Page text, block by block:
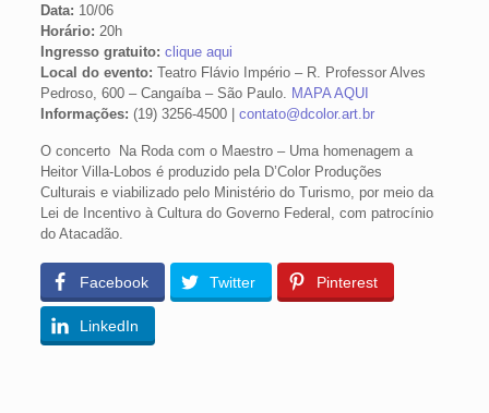
Data: 10/06
Horário: 20h
Ingresso gratuito: clique aqui
Local do evento: Teatro Flávio Império – R. Professor Alves
Pedroso, 600 – Cangaíba – São Paulo.
MAPA AQUI
Informações: (19) 3256-4500 | contato@dcolor.art.br
O concerto Na Roda com o Maestro – Uma homenagem a
Heitor Villa-Lobos é produzido pela D’Color Produções
Culturais e viabilizado pelo Ministério do Turismo, por meio da
Lei de Incentivo à Cultura do Governo Federal, com patrocínio
do Atacadão.
Facebook Twitter Pinterest
LinkedIn